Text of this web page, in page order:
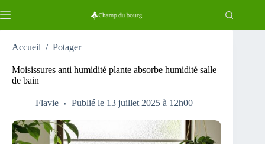
au
Accueil / Potager
Moisissures anti humidité plante absorbe humidité salle
de bain
Flavie Publié le 13 juillet 2025 à 12h00